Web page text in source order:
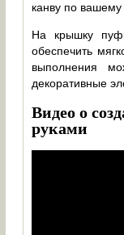
канву по вашему
На крышку
обеспечить
выполнения
декоративные
Видео о
руками